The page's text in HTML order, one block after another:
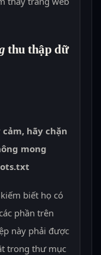
thu thập dữ
hãy chặn
mong
biết họ có
phần trên
này phải được
trong thư mục